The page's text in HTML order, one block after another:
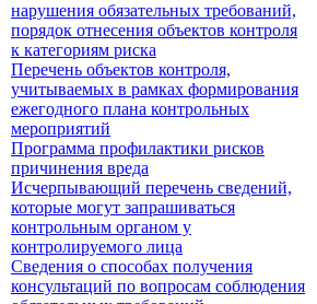
нарушения обязательных требований,
порядок отнесения объектов контроля
к категориям риска
Перечень объектов контроля,
учитываемых в рамках формирования
ежегодного плана контрольных
мероприятий
Программа профилактики рисков
причинения вреда
Исчерпывающий перечень сведений,
которые могут запрашиваться
контрольным органом у
контролируемого лица
Сведения о способах получения
консультаций по вопросам соблюдения